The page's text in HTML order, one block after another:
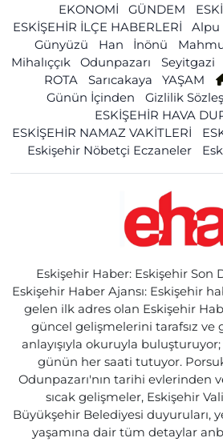
EKONOMİ
GÜNDEM
ESKİŞEHİR İLÇE HABERLERİ
Alpu
Günyüzü
Han İnönü
Mihalıççık
Odunpazarı Seyitgazi
ROTA
Sarıcakaya YAŞAM
Günün İçinden
Gizlilik
ESKİŞEHİR HAVA
ESKİŞEHİR NAMAZ VAKİTLERİ
Eskişehir Nöbetçi Eczaneler
Eskişehir Haber: Eskişehir Son
Eskişehir Haber Ajansı: Eskişehir
gelen ilk adres olan Eskişehir
güncel gelişmelerini tarafsız ve
anlayışıyla okuruyla buluşturuyor;
günün her saati tutuyor. Porsuk
Odunpazarı'nın tarihi evlerinden
sıcak gelişmeler, Eskişehir
Büyükşehir Belediyesi duyuruları,
yaşamına dair tüm detaylar